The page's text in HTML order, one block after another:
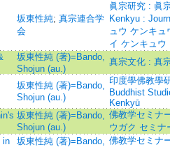
坂東性純; 真宗連合学
会
眞宗研究 : 眞
Kenkyu :
ュウ ケンキュ
イ ケンキュウ
坂東性純 (著)=Bando,
Shojun (au.)
真宗文化 : 真
坂東性純 (著)=Bando,
Shojun (au.)
印度學佛教學
Buddhist
Kenkyū
坂東性純 (著)=Bando,
Shojun (au.)
佛教学セミナ
ウガク セミナ
in
坂東性純 (著)=Bando, 佛教学セミナ